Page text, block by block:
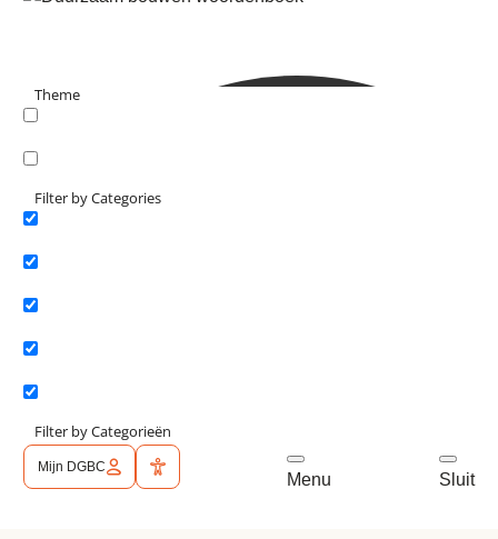
Theme
Filter by Categories
Filter by Categorieën
Mijn DGBC Open mobiel menu
Menu
Sluit
Sluit
toegepast in Floating Office
Rotterdam
Rotterdam (FOR). In dit innovatieve gebouw
In deze video geven architecten Stefan Prins en Albert
Richters een rondleiding langs de duurzame details, die
hebben geleid tot een vijf sterren BREEAM